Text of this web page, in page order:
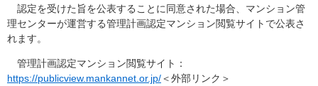
認定を受けた旨を公表することに同意された場合、マンション管
理センターが運営する管理計画認定マンション閲覧サイトで公表さ
れます。
管理計画認定マンション閲覧サイト：
https://publicview.mankannet.or.jp/＜外部リンク＞